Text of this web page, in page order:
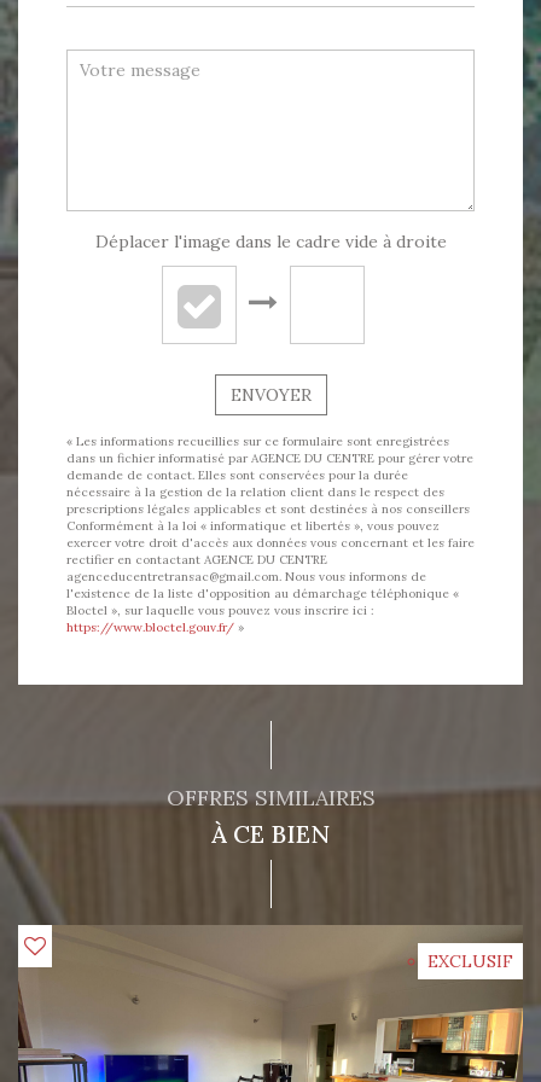
Déplacer l'image dans le cadre vide à droite
ENVOYER
« Les informations recueillies sur ce formulaire sont enregistrées
dans un fichier informatisé par AGENCE DU CENTRE pour gérer votre
demande de contact. Elles sont conservées pour la durée
nécessaire à la gestion de la relation client dans le respect des
prescriptions légales applicables et sont destinées à nos conseillers
Conformément à la loi « informatique et libertés », vous pouvez
exercer votre droit d'accès aux données vous concernant et les faire
rectifier en contactant AGENCE DU CENTRE
agenceducentretransac@gmail.com. Nous vous informons de
l'existence de la liste d'opposition au démarchage téléphonique «
Bloctel », sur laquelle vous pouvez vous inscrire ici :
https://www.bloctel.gouv.fr/ »
OFFRES SIMILAIRES
À CE BIEN
EXCLUSIF